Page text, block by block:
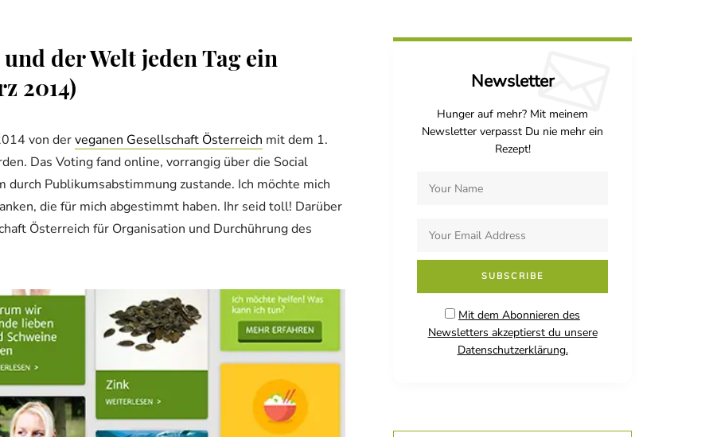
der Welt jeden Tag ein
2014)
von derveganen Gesellschaft Österreich mit dem 1.
Das Voting fand online, vorrangig über die Social
durch Publikumsabstimmung zustande. Ich möchte mich
die für mich abgestimmt haben. Ihr seid toll! Darüber
Österreich für Organisation und Durchührung des
Newsletter
Hunger auf mehr? Mit meinem
Newsletter verpasst Du nie mehr ein
Rezept!
Mit dem Abonnieren des
Newsletters akzeptierst du unsere
Datenschutzerklärung.